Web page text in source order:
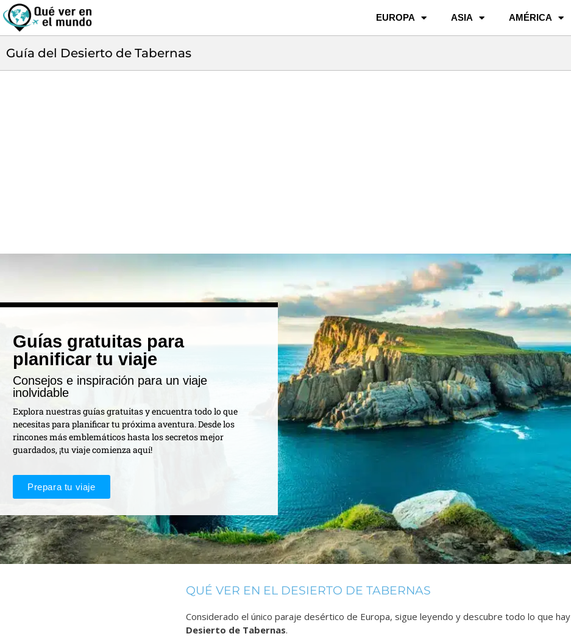
EUROPA ASIA AMÉRICA
Guía del Desierto de Tabernas
Guías gratuitas para
planificar tu viaje
Consejos e inspiración para un viaje
inolvidable
Explora nuestras guías gratuitas y encuentra todo lo que
necesitas para planificar tu próxima aventura. Desde los
rincones más emblemáticos hasta los secretos mejor
guardados, ¡tu viaje comienza aquí!
Prepara tu viaje
QUÉ VER EN EL DESIERTO DE TABERNAS
Considerado el único paraje desértico de Europa, sigue leyendo y descubre todo lo que hay
Desierto de Tabernas.